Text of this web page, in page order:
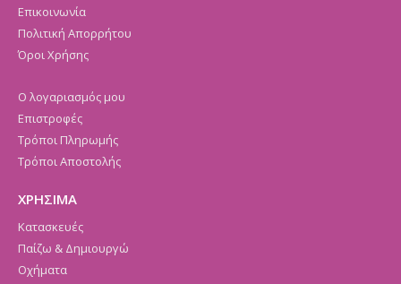
Επικοινωνία
Πολιτική Απορρήτου
Όροι Χρήσης
Ο λογαριασμός μου
Επιστροφές
Τρόποι Πληρωμής
Τρόποι Αποστολής
ΧΡΗΣΙΜΑ
Κατασκευές
Παίζω & Δημιουργώ
Οχήματα